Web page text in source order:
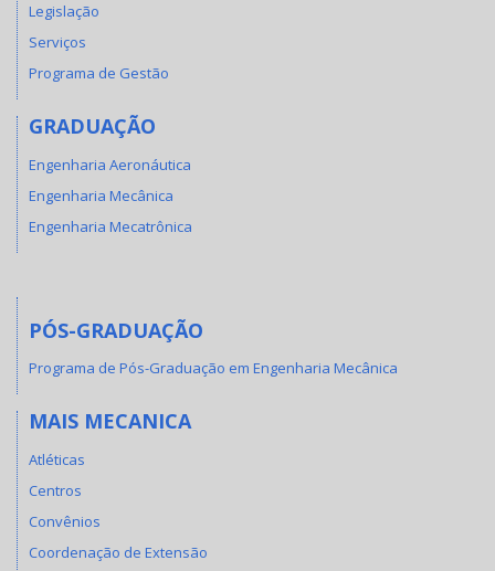
Legislação
Serviços
Programa de Gestão
GRADUAÇÃO
Engenharia Aeronáutica
Engenharia Mecânica
Engenharia Mecatrônica
PÓS-GRADUAÇÃO
Programa de Pós-Graduação em Engenharia Mecânica
MAIS MECANICA
Atléticas
Centros
Convênios
Coordenação de Extensão